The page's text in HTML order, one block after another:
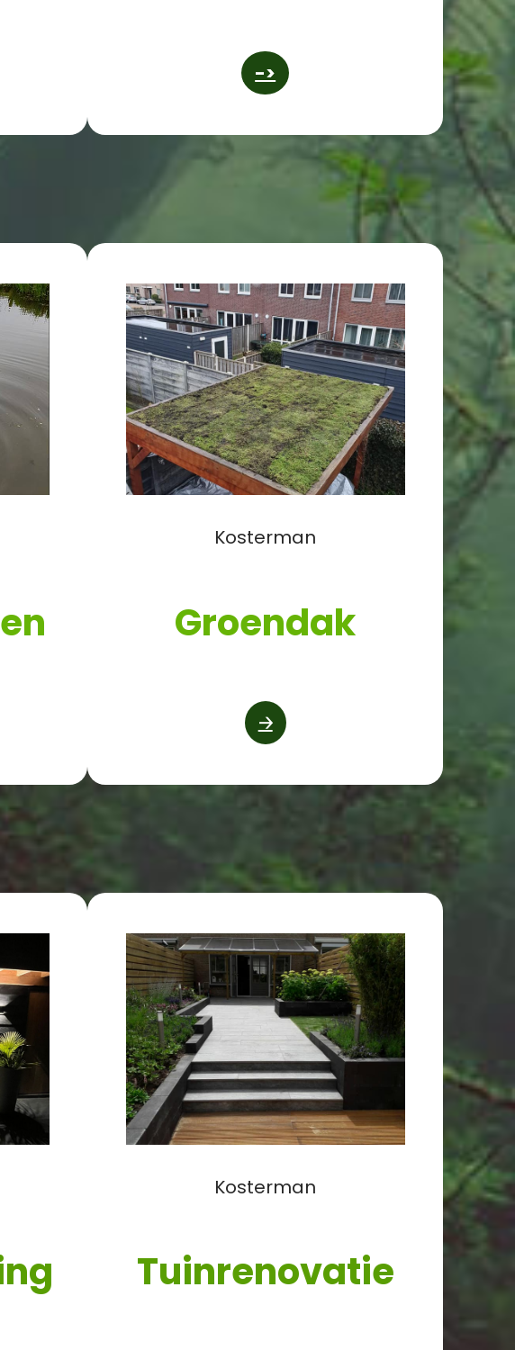
->
Kosterman
Groendak
🡢
Kosterman
Tuinrenovatie